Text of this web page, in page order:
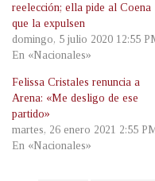
reelección; ella pide al Coena
que la expulsen
domingo, 5 julio 2020 12:55
En «Nacionales»
Felissa Cristales renuncia a
Arena: «Me desligo de ese
partido»
martes, 26 enero 2021 2:55
En «Nacionales»